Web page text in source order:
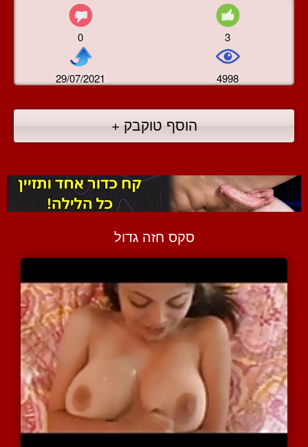
0 3
29/07/2021 4998
הוסף טוקבק +
סקס חזה גדול